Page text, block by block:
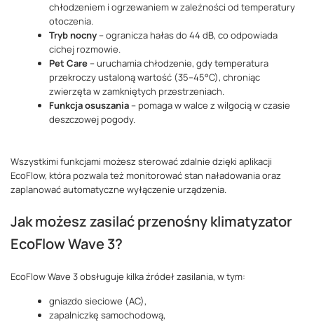
chłodzeniem i ogrzewaniem w zależności od temperatury
otoczenia.
Tryb nocny – ogranicza hałas do 44 dB, co odpowiada
cichej rozmowie.
Pet Care – uruchamia chłodzenie, gdy temperatura
przekroczy ustaloną wartość (35–45°C), chroniąc
zwierzęta w zamkniętych przestrzeniach.
Funkcja osuszania – pomaga w walce z wilgocią w czasie
deszczowej pogody.
Wszystkimi funkcjami możesz sterować zdalnie dzięki aplikacji
EcoFlow, która pozwala też monitorować stan naładowania oraz
zaplanować automatyczne wyłączenie urządzenia.
Jak możesz zasilać przenośny klimatyzator
EcoFlow Wave 3?
EcoFlow Wave 3 obsługuje kilka źródeł zasilania, w tym:
gniazdo sieciowe (AC),
zapalniczkę samochodową,